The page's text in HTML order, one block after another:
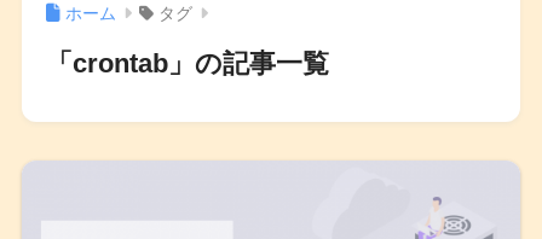
ホーム タグ
「crontab」の記事一覧